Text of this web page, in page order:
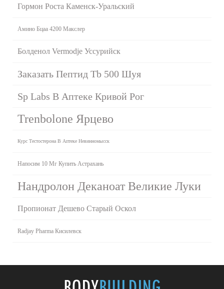
Гормон Роста Каменск-Уральский
Амино Бцаа 4200 Макслер
Болденол Vermodje Уссурийск
Заказать Пептид Tb 500 Шуя
Sp Labs В Аптеке Кривой Рог
Trenbolone Ярцево
Курс Тестостерона В Аптеке Невинномысск
Напосим 10 Мг Купить Астрахань
Нандролон Деканоат Великие Луки
Пропионат Дешево Старый Оскол
Radjay Pharma Кисилевск